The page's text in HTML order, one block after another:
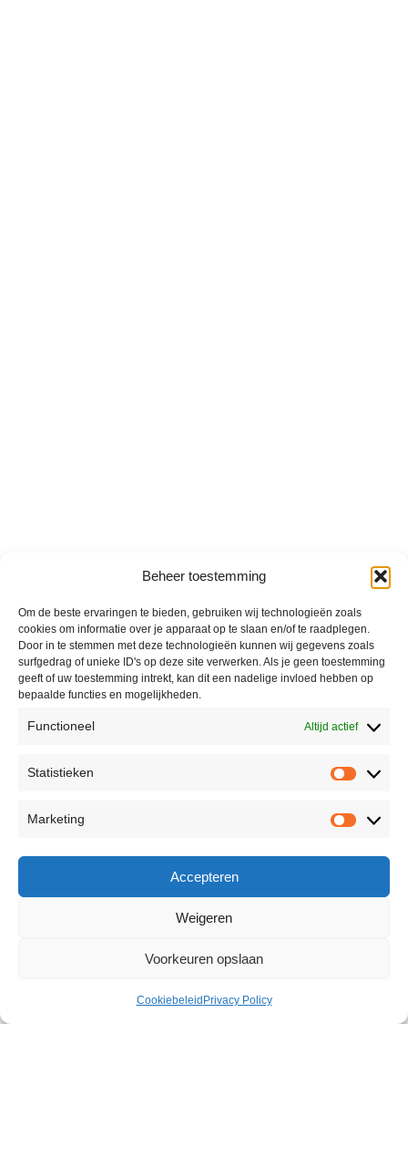
Beheer toestemming
Om de beste ervaringen te bieden, gebruiken wij technologieën zoals
cookies om informatie over je apparaat op te slaan en/of te raadplegen.
Door in te stemmen met deze technologieën kunnen wij gegevens zoals
surfgedrag of unieke ID's op deze site verwerken. Als je geen toestemming
geeft of uw toestemming intrekt, kan dit een nadelige invloed hebben op
bepaalde functies en mogelijkheden.
Functioneel Altijd actief
Statistieken
Marketing
Accepteren
Weigeren
Voorkeuren opslaan
Cookiebeleid Privacy Policy